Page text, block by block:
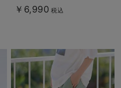
れる】
￥6,990 税込